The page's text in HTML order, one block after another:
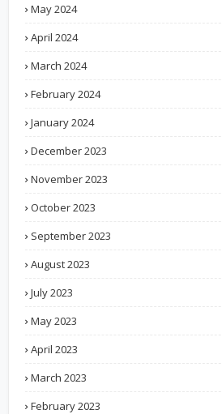
May 2024
April 2024
March 2024
February 2024
January 2024
December 2023
November 2023
October 2023
September 2023
August 2023
July 2023
May 2023
April 2023
March 2023
February 2023